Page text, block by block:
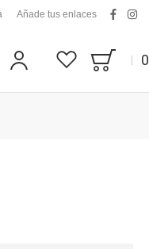
Añade tus enlaces
Mi CuentaLista De Deseos
Bag0